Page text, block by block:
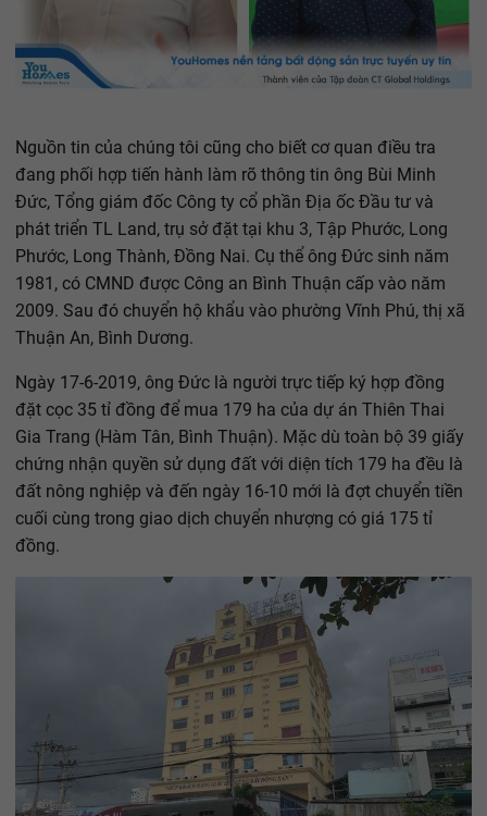
Nguồn tin của chúng tôi cũng cho biết cơ quan điều tra
đang phối hợp tiến hành làm rõ thông tin ông Bùi Minh
Đức, Tổng giám đốc Công ty cổ phần Địa ốc Đầu tư và
phát triển TL Land, trụ sở đặt tại khu 3, Tập Phước, Long
Phước, Long Thành, Đồng Nai. Cụ thể ông Đức sinh năm
1981, có CMND được Công an Bình Thuận cấp vào năm
2009. Sau đó chuyển hộ khẩu vào phường Vĩnh Phú, thị xã
Thuận An, Bình Dương.
Ngày 17-6-2019, ông Đức là người trực tiếp ký hợp đồng
đặt cọc 35 tỉ đồng để mua 179 ha của dự án Thiên Thai
Gia Trang (Hàm Tân, Bình Thuận). Mặc dù toàn bộ 39 giấy
chứng nhận quyền sử dụng đất với diện tích 179 ha đều là
đất nông nghiệp và đến ngày 16-10 mới là đợt chuyển tiền
cuối cùng trong giao dịch chuyển nhượng có giá 175 tỉ
đồng.